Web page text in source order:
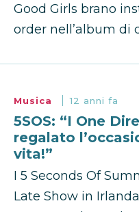
Good Girls brano
order nell’album di
Musica 12 anni fa
5SOS: “I One
regalato
vita!”
I 5 Seconds Of
Late Show in